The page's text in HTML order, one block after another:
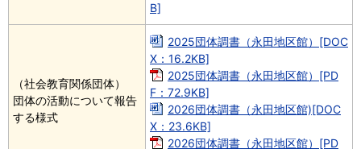
B]
（社会教育関係団体）
団体の活動について報告
する様式
2025団体調書（永田地区館）[DOC
X：16.2KB]
2025団体調書（永田地区館）[PD
F：72.9KB]
2026団体調書（永田地区館)[DOC
X：23.6KB]
2026団体調書（永田地区館）[PD